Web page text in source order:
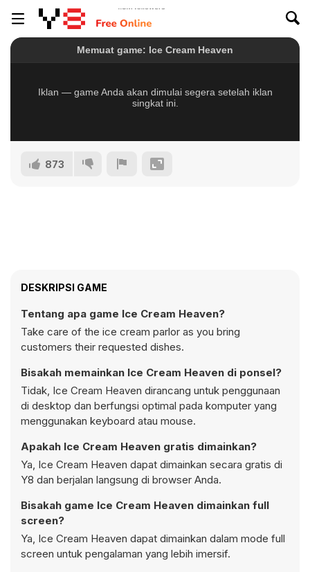
873
DESKRIPSI GAME
Tentang apa game Ice Cream Heaven?
Take care of the ice cream parlor as you bring
customers their requested dishes.
Bisakah memainkan Ice Cream Heaven di ponsel?
Tidak, Ice Cream Heaven dirancang untuk penggunaan
di desktop dan berfungsi optimal pada komputer yang
menggunakan keyboard atau mouse.
Apakah Ice Cream Heaven gratis dimainkan?
Ya, Ice Cream Heaven dapat dimainkan secara gratis di
Y8 dan berjalan langsung di browser Anda.
Bisakah game Ice Cream Heaven dimainkan full
screen?
Ya, Ice Cream Heaven dapat dimainkan dalam mode full
screen untuk pengalaman yang lebih imersif.